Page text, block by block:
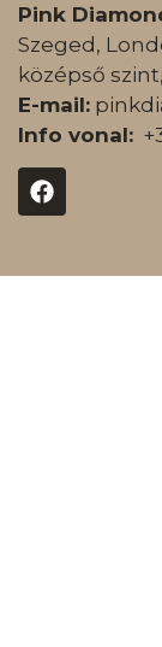
Pink
Szeged,
középső
E-mail:
Info vonal: